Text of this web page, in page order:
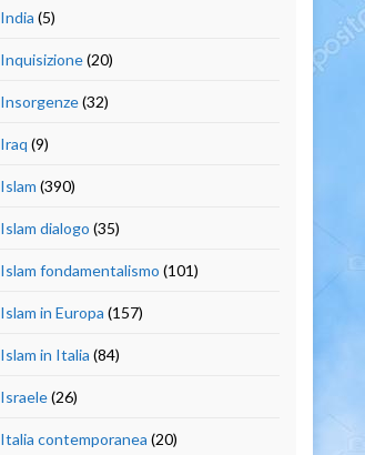
India (5)
Inquisizione(20)
Insorgenze(32)
Iraq (9)
Islam (390)
Islam dialogo (35)
Islam fondamentalismo (101)
Islam in Europa (157)
Islam in Italia (84)
Israele(26)
Italia contemporanea (20)